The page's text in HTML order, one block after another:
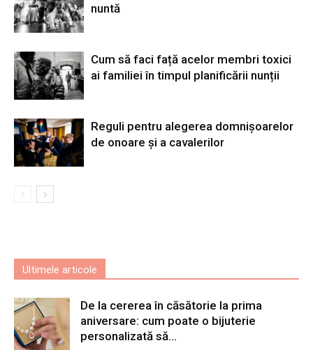
nuntă
Cum să faci față acelor membri toxici
ai familiei în timpul planificării nunții
Reguli pentru alegerea domnișoarelor
de onoare și a cavalerilor
Ultimele articole
De la cererea în căsătorie la prima
aniversare: cum poate o bijuterie
personalizată să...